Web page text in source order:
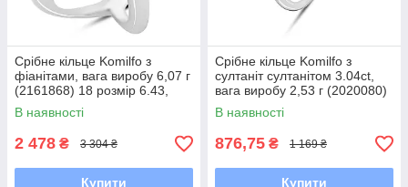
Срібне кільце Komilfo з
фіанітами, вага виробу 6,07 г
(2161868) 18 розмір 6.43,
19.5
В наявності
2 478 ₴ 3 304 ₴
Купити
Срібне кільце Komilfo з
султаніт султанітом 3.04ct,
вага виробу 2,53 г (2020080)
18 розмір 2.24, 18.5
В наявності
876,75 ₴ 1 169 ₴
Купити